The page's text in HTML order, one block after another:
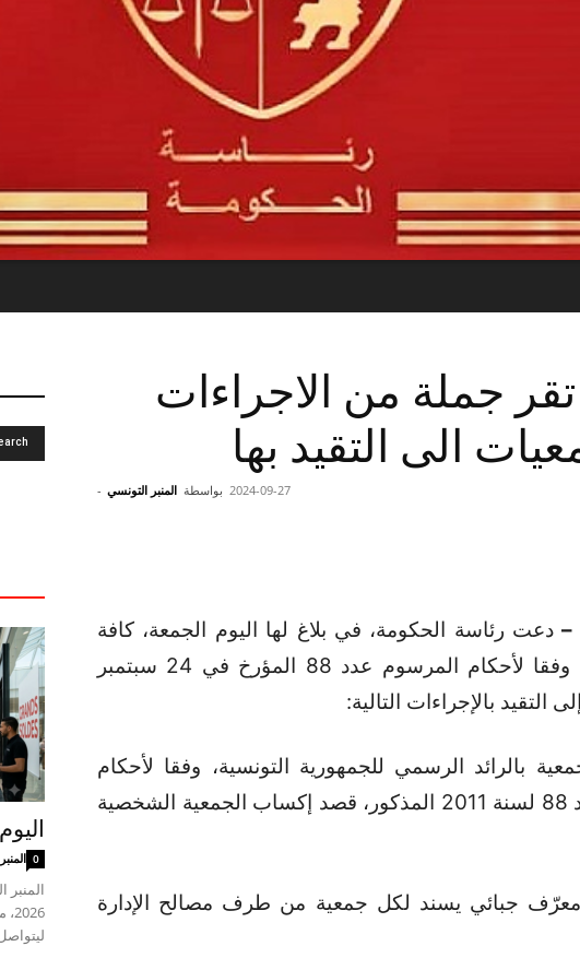
جملة من الاجراءات
الى التقيد بها
بواسطة المنبر التونسي - 2024-09-27
–دعت رئاسة الحكومة، في بلاغ لها اليوم الجمعة، كافة
الجمعيات المكوّنة بصفة قانونية، وفقا لأحكام المرسوم عدد 88 المؤرخ في 24 سبتمبر
بالرائد الرسمي للجمهورية التونسية، وفقا لأحكام
الفصل 11 – أولا من المرسوم عدد 88 لسنة 2011 المذكور، قصد إكساب الجمعية الشخصية
جبائي يسند لكل جمعية من طرف مصالح الإدارة
0